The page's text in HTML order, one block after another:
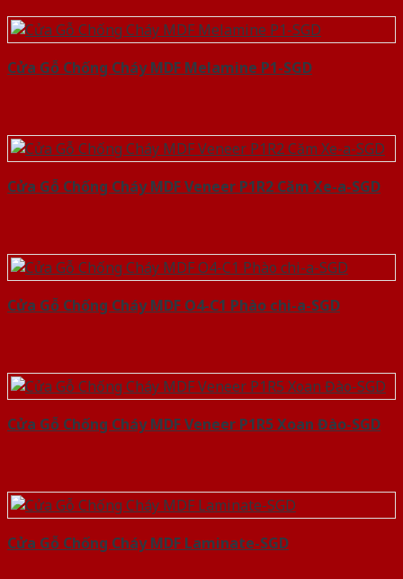
Cửa Gỗ Chống Cháy MDF Melamine P1-SGD
Cửa Gỗ Chống Cháy MDF Veneer P1R2 Căm Xe-a-SGD
Cửa Gỗ Chống Cháy MDF O4-C1 Phào chi-a-SGD
Cửa Gỗ Chống Cháy MDF Veneer P1R5 Xoan Đào-SGD
Cửa Gỗ Chống Cháy MDF Laminate-SGD